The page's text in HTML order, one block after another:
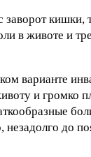
заворот
в животе и
варианте
и громко
до